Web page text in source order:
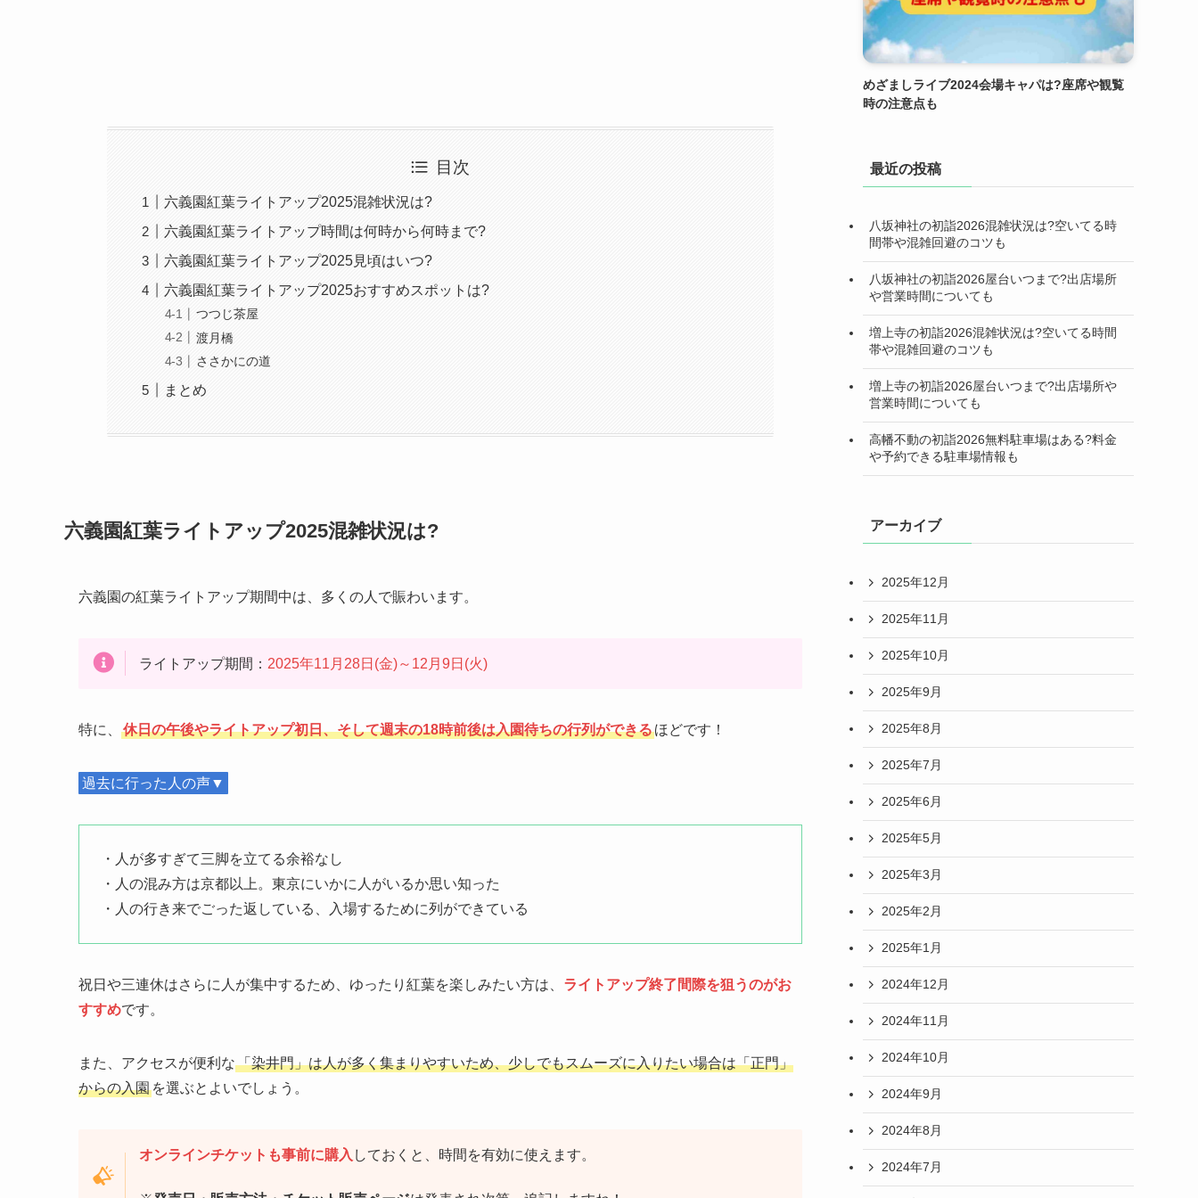
目次
六義園紅葉ライトアップ2025混雑状況は?
六義園紅葉ライトアップ時間は何時から何時まで?
六義園紅葉ライトアップ2025見頃はいつ?
六義園紅葉ライトアップ2025おすすめスポットは?
つつじ茶屋
渡月橋
ささかにの道
まとめ
六義園紅葉ライトアップ2025混雑状況は?
六義園の紅葉ライトアップ期間中は、多くの人で賑わいます。
ライトアップ期間： 2025年11月28日(金)～12月9日(火)
特に、 休日の午後やライトアップ初日、そして週末の18時前後は入園待ちの行列ができるほどです！
過去に行った人の声▼
・人が多すぎて三脚を立てる余裕なし
・人の混み方は京都以上。東京にいかに人がいるか思い知った
・人の行き来でごった返している、入場するために列ができている
祝日や三連休はさらに人が集中するため、ゆったり紅葉を楽しみたい方は、 ライトアップ終了間際を狙うのがお
すすめです。
また、アクセスが便利な「染井門」は人が多く集まりやすいため、少しでもスムーズに入りたい場合は「正門」
からの入園 を選ぶとよいでしょう。
オンラインチケットも事前に購入 しておくと、時間を有効に使えます。
めざましライブ2024会場キャパは?座席や観覧
時の注意点も
最近の投稿
八坂神社の初詣2026混雑状況は?空いてる時
間帯や混雑回避のコツも
八坂神社の初詣2026屋台いつまで?出店場所
や営業時間についても
増上寺の初詣2026混雑状況は?空いてる時間
帯や混雑回避のコツも
増上寺の初詣2026屋台いつまで?出店場所や
営業時間についても
高幡不動の初詣2026無料駐車場はある?料金
や予約できる駐車場情報も
アーカイブ
2025年12月
2025年11月
2025年10月
2025年9月
2025年8月
2025年7月
2025年6月
2025年5月
2025年3月
2025年2月
2025年1月
2024年12月
2024年11月
2024年10月
2024年9月
2024年8月
2024年7月